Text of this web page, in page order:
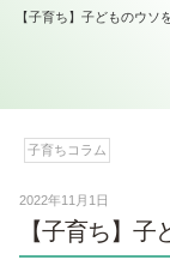
子育ちコラム
2022年11月1日
【子育ち】